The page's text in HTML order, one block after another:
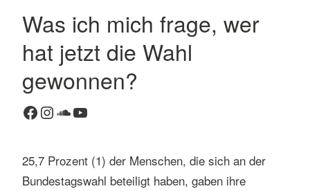
Was ich mich frage, wer
hat jetzt die Wahl
gewonnen?
Facebook
Instagram
SoundCloud
YouTube
25,7 Prozent (1) der Menschen, die sich an der
Bundestagswahl beteiligt haben, gaben ihre